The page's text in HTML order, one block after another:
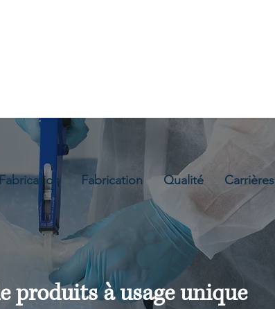
Fabrication Fabrication Qualité Carrières
produits à usage unique